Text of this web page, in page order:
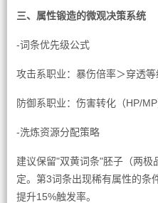
三、属性锻造的微观决策系统
-词条优先级公式
攻击系职业：暴伤倍率＞穿透
防御系职业：伤害转化（HP/
-洗炼资源分配策略
建议保留"双黄词条"胚子（两极
定。第3词条出现稀有属性的条
提升15%触发率。